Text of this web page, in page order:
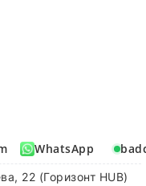
WhatsApp
22 (Горизонт HUB)